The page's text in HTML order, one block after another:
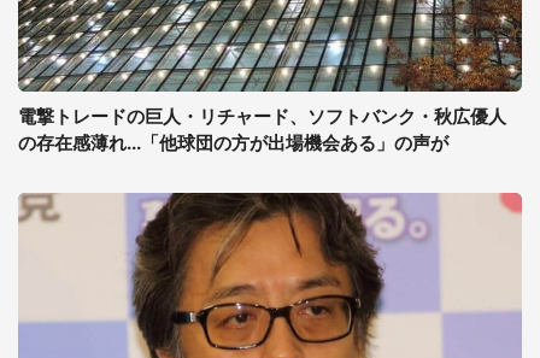
電撃トレードの巨人・リチャード、ソフトバンク・秋広優人
の存在感薄れ...「他球団の方が出場機会ある」の声が